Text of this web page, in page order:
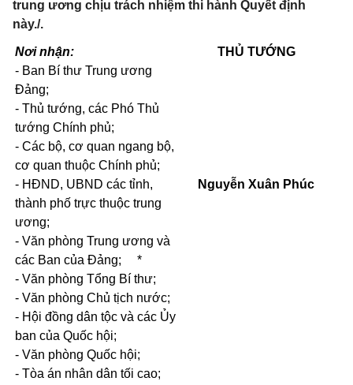
trung ương chịu trách nhiệm thi hành Quyết định
này./.
Nơi nhận:
- Ban Bí thư Trung ương
Đảng;
- Thủ tướng, các Phó Thủ
tướng Chính phủ;
- Các bộ, cơ quan ngang bộ,
cơ quan thuộc Chính phủ;
- HĐND, UBND các tỉnh,
thành phố trực thuộc trung
ương;
- Văn phòng Trung ương và
các Ban của Đảng; *
- Văn phòng Tổng Bí thư;
- Văn phòng Chủ tịch nước;
- Hội đồng dân tộc và các Ủy
ban của Quốc hội;
- Văn phòng Quốc hội;
- Tòa án nhân dân tối cao;
THỦ TƯỚNG
Nguyễn Xuân Phúc